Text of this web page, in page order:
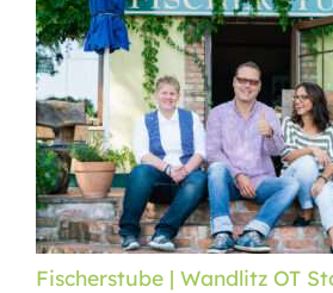
Fischerstube | Wandlitz OT